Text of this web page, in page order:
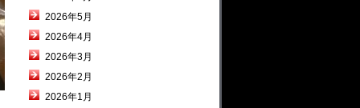
2026年5月
2026年4月
2026年3月
2026年2月
2026年1月